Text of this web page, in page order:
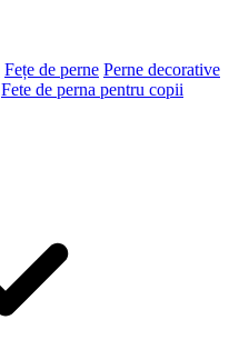
Fețe de perne Perne decorative
Fete de perna pentru copii